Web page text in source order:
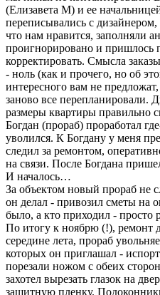
(Елизавета М) и ее
переписывались с
что нам нравится, заполняли
проигнорировано и пришлось
корректировать. Смысла
- ноль (как и прочего, но об
интересного вам не
заново все перепланировали.
размеры квартиры правильно
Богдан (прораб) проработал
уволился. К Богдану у меня
следил за ремонтом,
на связи. После Богдана
И началось…
За объектом новый прораб не
он делал - привозил сметы на
было, а кто приходил - просто
По итогу к ноябрю (!), ремонт
середине лета, прораб
которых он приглашал -
порезали ножом с обеих
захотел вырезать глазок на
защитную пленку.